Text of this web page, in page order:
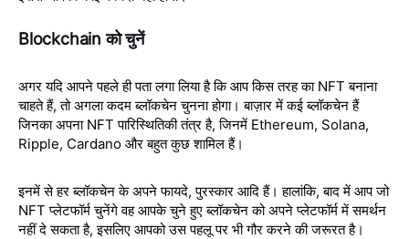
Blockchain को चुनें
अगर यदि आपने पहले ही पता लगा लिया है कि आप किस तरह का NFT बनाना
चाहते हैं, तो अगला कदम ब्लॉकचेन चुनना होगा। बाज़ार में कई ब्लॉकचेन हैं
जिनका अपना NFT पारिस्थितिकी तंत्र है, जिनमें Ethereum, Solana,
Ripple, Cardano और बहुत कुछ शामिल हैं।
इनमें से हर ब्लॉकचेन के अपने फायदे, पुरस्कार आदि हैं। हालांकि, बाद में आप जो
NFT प्लेटफॉर्म चुनेंगे वह आपके चुने हुए ब्लॉकचेन को अपने प्लेटफॉर्म में समर्थन
नहीं दे सकता है, इसलिए आपको उस पहलू पर भी गौर करने की जरूरत है।